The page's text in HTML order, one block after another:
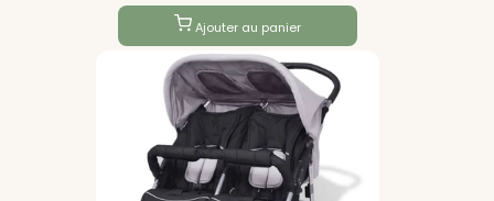
Ajouter au panier